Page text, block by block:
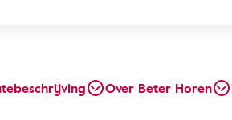
Over Beter Horen